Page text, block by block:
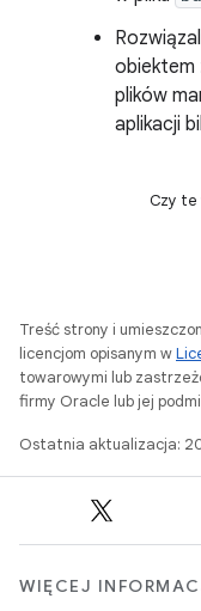
obiektem
plików
aplikacji
Czy te
Treść strony i
licencjom opisanym w
towarowymi lub
firmy Oracle lub jej
Ostatnia aktualizacja:
WIĘCEJ